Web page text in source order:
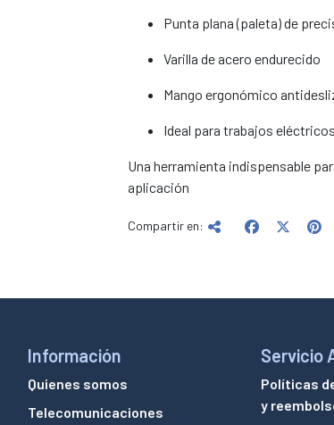
Punta plana (paleta) de
Varilla de acero endurecido
Mango ergonómico
Ideal para trabajos
Una herramienta indispensable
aplicación
Compartir en:
Información
Quienes somos
Telecomunicaciones
Servicio
Políticas
y